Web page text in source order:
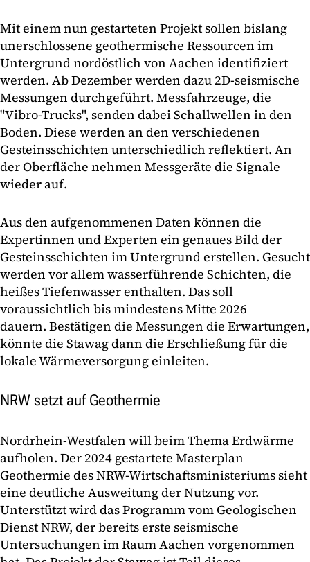
Mit einem nun gestarteten Projekt sollen bislang
unerschlossene geothermische Ressourcen im
Untergrund nordöstlich von Aachen identifiziert
werden. Ab Dezember werden dazu 2D-seismische
Messungen durchgeführt. Messfahrzeuge, die
"Vibro-Trucks", senden dabei Schallwellen in den
Boden. Diese werden an den verschiedenen
Gesteinsschichten unterschiedlich reflektiert. An
der Oberfläche nehmen Messgeräte die Signale
wieder auf.
Aus den aufgenommenen Daten können die
Expertinnen und Experten ein genaues Bild der
Gesteinsschichten im Untergrund erstellen. Gesucht
werden vor allem wasserführende Schichten, die
heißes Tiefenwasser enthalten. Das soll
voraussichtlich bis mindestens Mitte 2026
dauern. Bestätigen die Messungen die Erwartungen,
könnte die Stawag dann die Erschließung für die
lokale Wärmeversorgung einleiten.
NRW setzt auf Geothermie
Nordrhein-Westfalen will beim Thema Erdwärme
aufholen. Der 2024 gestartete Masterplan
Geothermie des NRW-Wirtschaftsministeriums sieht
eine deutliche Ausweitung der Nutzung vor.
Unterstützt wird das Programm vom Geologischen
Dienst NRW, der bereits erste seismische
Untersuchungen im Raum Aachen vorgenommen